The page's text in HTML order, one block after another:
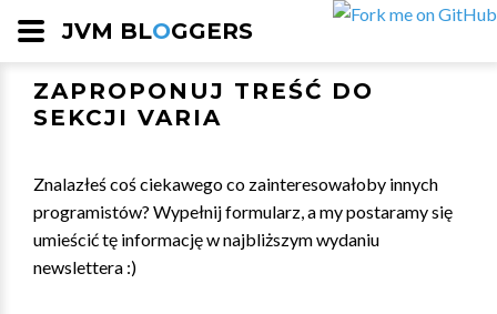
JVM BLOGGERS
ZAPROPONUJ TREŚĆ DO
SEKCJI VARIA
Znalazłeś coś ciekawego co zainteresowałoby innych
programistów? Wypełnij formularz, a my postaramy się
umieścić tę informację w najbliższym wydaniu
newslettera :)